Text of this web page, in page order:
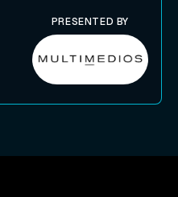
PRESENTED BY